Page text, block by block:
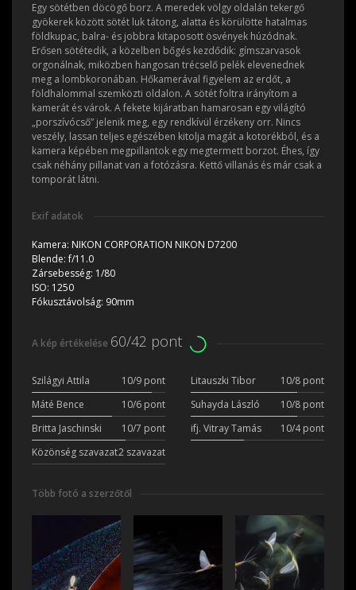
Egy sötétben döcögő borz. A meredek völgy oldalán tekergő
gyökerek között sötét luk tátong, alatta és körülötte hatalmas
földkupac, balra- és jobbra kitaposott ösvények húzódnak.
Erősen sötétedik, a közelben bőgés kezdődik: gímszarvasok
orgonálnak, miközben hangosan trécselő pelék elevenednek
meg a lombkoronában. Hőkamerával figyelem az erdőt, a
földhalommal szemközti oldalon. A sötét foltra irányítom a
kamerát és várok. A fekete kijáratban hamarosan egy világító
„porszívócső” jelenik meg, egy rendkívül érzékeny orr. Nincs
veszély, lassan teljes egészében kitolja magát a kotorékból, és a
kamera képében megpillantok egy megtermett borzot. Éhes, így
csak néhány pillanat van a fotózásra. Kettő villanás és már csak a
tomporát látni.
Exif adatok
Kamera: NIKON CORPORATION NIKON D7200
Blende:f/11.0
Zársebesség: 1/80
ISO: 1250
Fókusztávolság: 90mm
A kép értékelése 60/42 pont
Szilágyi Attila 10/9 pont Litauszki Tibor
10/8 pont
Máté Bence
10/6 pont Suhayda László
10/8 pont
Britta Jaschinski
10/7 pont ifj. Vitray Tamás
10/4 pont
Közönség szavazat2 szavazat
Több fotó a szerzőtől